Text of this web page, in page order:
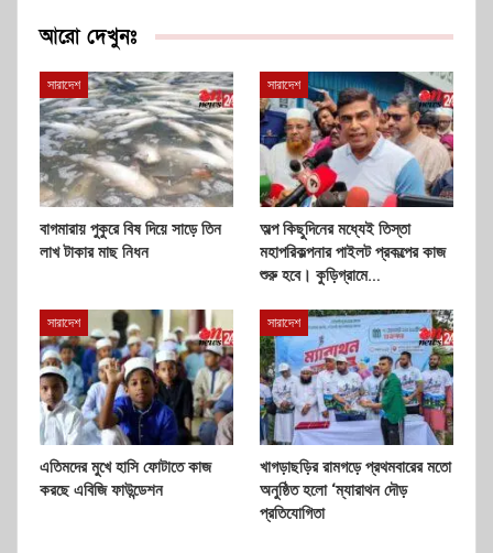
আরো দেখুনঃ
সারাদেশ
বাগমারায় পুকুরে বিষ দিয়ে সাড়ে তিন
লাখ টাকার মাছ নিধন
সারাদেশ
অল্প কিছুদিনের মধ্যেই তিস্তা
মহাপরিকল্পনার পাইলট প্রকল্পের কাজ
শুরু হবে। কুড়িগ্রামে…
সারাদেশ
এতিমদের মুখে হাসি ফোটাতে কাজ
করছে এবিজি ফাউন্ডেশন
সারাদেশ
খাগড়াছড়ির রামগড়ে প্রথমবারের মতো
অনুষ্ঠিত হলো ‘ম্যারাথন দৌড়
প্রতিযোগিতা